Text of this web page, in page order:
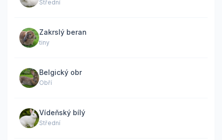
Střední
Zakrslý beran
tiny
Belgický obr
Obří
Vídeňský bílý
Střední